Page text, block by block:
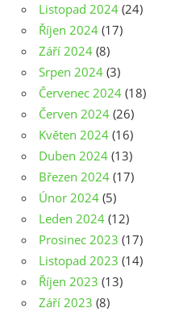
Listopad 2024 (24)
Říjen 2024 (17)
Září 2024 (8)
Srpen 2024 (3)
Červenec 2024 (18)
Červen 2024 (26)
Květen 2024 (16)
Duben 2024 (13)
Březen 2024 (17)
Únor 2024 (5)
Leden 2024 (12)
Prosinec 2023 (17)
Listopad 2023 (14)
Říjen 2023 (13)
Září 2023 (8)